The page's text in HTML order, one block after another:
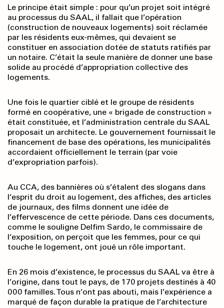
Le principe était simple : pour qu’un projet soit intégré
au processus du SAAL, il fallait que l’opération
(construction de nouveaux logements) soit réclamée
par les résidents eux-mêmes, qui devaient se
constituer en association dotée de statuts ratifiés par
un notaire. C’était la seule manière de donner une base
solide au procédé d’appropriation collective des
logements.
Une fois le quartier ciblé et le groupe de résidents
formé en coopérative, une « brigade de construction »
était constituée, et l’administration centrale du SAAL
proposait un architecte. Le gouvernement fournissait le
financement de base des opérations, les municipalités
accordaient officiellement le terrain (par voie
d’expropriation parfois).
Au CCA, des bannières où s’étalent des slogans dans
l’esprit du droit au logement, des affiches, des articles
de journaux, des films donnent une idée de
l’effervescence de cette période. Dans ces documents,
comme le souligne Delfim Sardo, le commissaire de
l’exposition, on perçoit que les femmes, pour ce qui
touche le logement, ont joué un rôle important.
En 26 mois d’existence, le processus du SAAL va être à
l’origine, dans tout le pays, de 170 projets destinés à 40
000 familles. Tous n’ont pas abouti, mais l’expérience a
marqué de façon durable la pratique de l’architecture